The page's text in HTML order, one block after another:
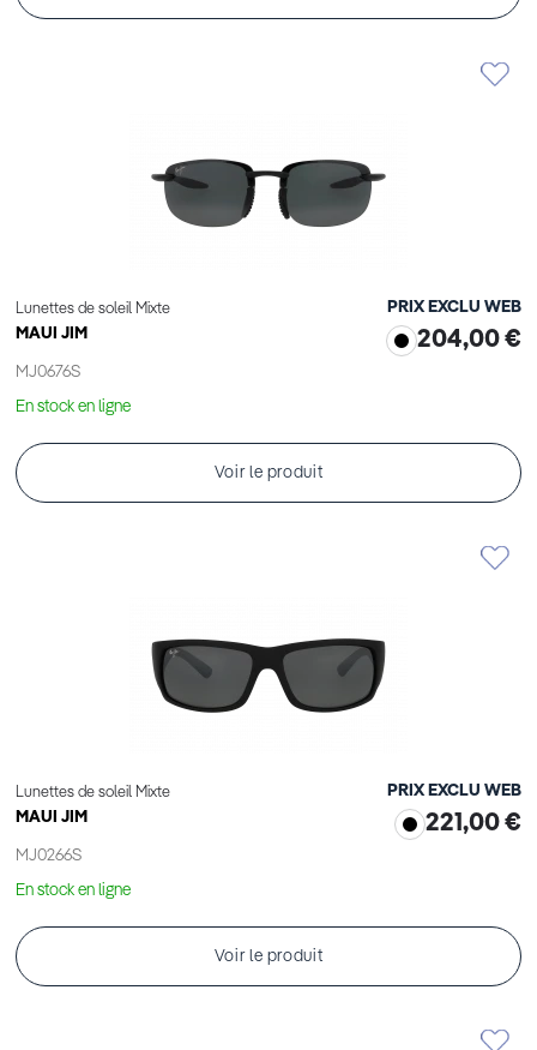
Lunettes de soleil Mixte
MAUI JIM
MJ0676S
PRIX EXCLU WEB
204,00 €
En stock en ligne
Voir le produit
Lunettes de soleil Mixte
MAUI JIM
MJ0266S
PRIX EXCLU WEB
221,00 €
En stock en ligne
Voir le produit